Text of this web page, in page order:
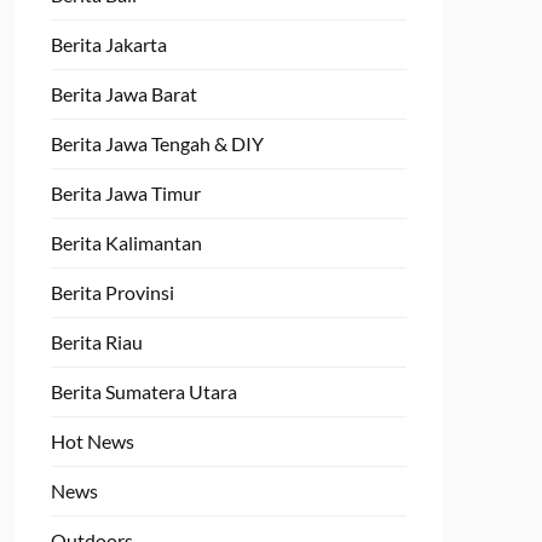
Berita Jakarta
Berita Jawa Barat
Berita Jawa Tengah & DIY
Berita Jawa Timur
Berita Kalimantan
Berita Provinsi
Berita Riau
Berita Sumatera Utara
Hot News
News